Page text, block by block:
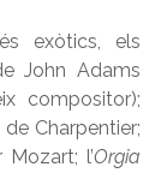
exòtics, els
John Adams
compositor);
de Charpentier;
Mozart; l’Orgia